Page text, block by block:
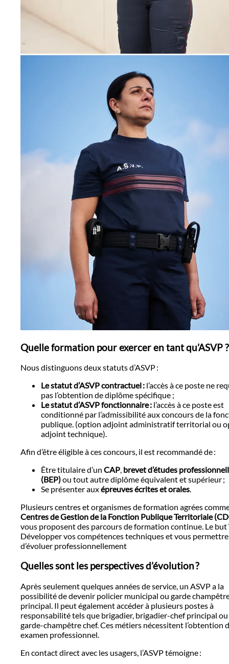
Quelle formation pour exercer en tant qu’ASVP ?
Nous distinguons deux statuts d’ASVP :
Le statut d’ASVP contractuel : l’accès à ce poste ne
pas l’obtention de diplôme spécifique ;
Le statut d’ASVP fonctionnaire : l’accès à ce poste est
conditionné par l’admissibilité aux concours de la
publique. (option adjoint administratif territorial ou
adjoint technique).
Afin d’être éligible à ces concours, il est recommandé de :
Être titulaire d’un CAP, brevet d’études
(BEP)ou tout autre diplôme équivalent et supérieur ;
Se présenter auxépreuves écrites et orales.
Plusieurs centres et organismes de formation agrées
Centres de Gestion de la Fonction Publique Territoriale
vous proposent des parcours de formation continue. Le but
Développer vos compétences techniques et vous permettre
d’évoluer professionnellement
Quelles sont les perspectives d’évolution ?
Après seulement quelques années de service, un ASVP a la
possibilité de devenir policier municipal ou garde
principal. Il peut également accéder à plusieurs postes à
responsabilité tels que brigadier, brigadier-chef principal ou
garde-champêtre chef. Ces métiers nécessitent l’obtention
examen professionnel.
En contact direct avec les usagers, l’ASVP témoigne :